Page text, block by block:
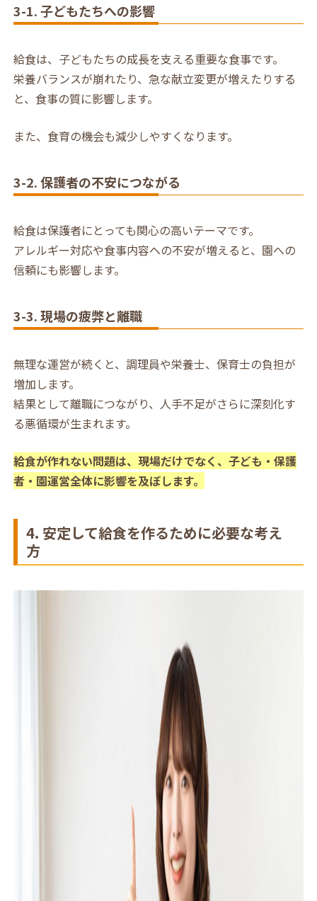
3-1. 子どもたちへの影響
給食は、子どもたちの成長を支える重要な食事です。
栄養バランスが崩れたり、急な献立変更が増えたりする
と、食事の質に影響します。
また、食育の機会も減少しやすくなります。
3-2. 保護者の不安につながる
給食は保護者にとっても関心の高いテーマです。
アレルギー対応や食事内容への不安が増えると、園への
信頼にも影響します。
3-3. 現場の疲弊と離職
無理な運営が続くと、調理員や栄養士、保育士の負担が
増加します。
結果として離職につながり、人手不足がさらに深刻化す
る悪循環が生まれます。
給食が作れない問題は、現場だけでなく、子ども・保護
者・園運営全体に影響を及ぼします。
4. 安定して給食を作るために必要な考え
方